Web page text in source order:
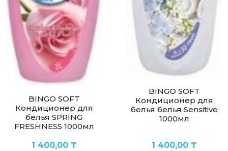
BINGO SOFT
Кондиционер для
белья SPRING
FRESHNESS 1000мл
1 400,00 ₸
BINGO SOFT
Кондиционер для
белья белья Sensitive
1000мл
1 400,00 ₸